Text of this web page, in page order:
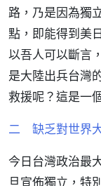
路，乃是因為獨
點，即能得到美
以吾人可以斷言
是大陸出兵台灣
救援呢？這是一
二 缺乏對世界
今日台灣政治最
旦宣佈獨立，特